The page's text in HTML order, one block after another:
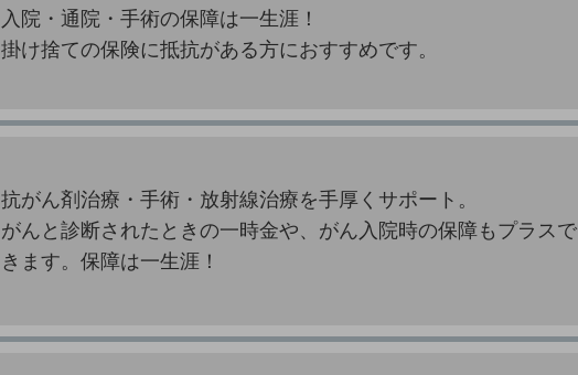
入院・通院・手術の保障は一生涯！
掛け捨ての保険に抵抗がある方におすすめです。
抗がん剤治療・手術・放射線治療を手厚くサポート。
がんと診断されたときの一時金や、がん入院時の保障もプラスで
きます。保障は一生涯！